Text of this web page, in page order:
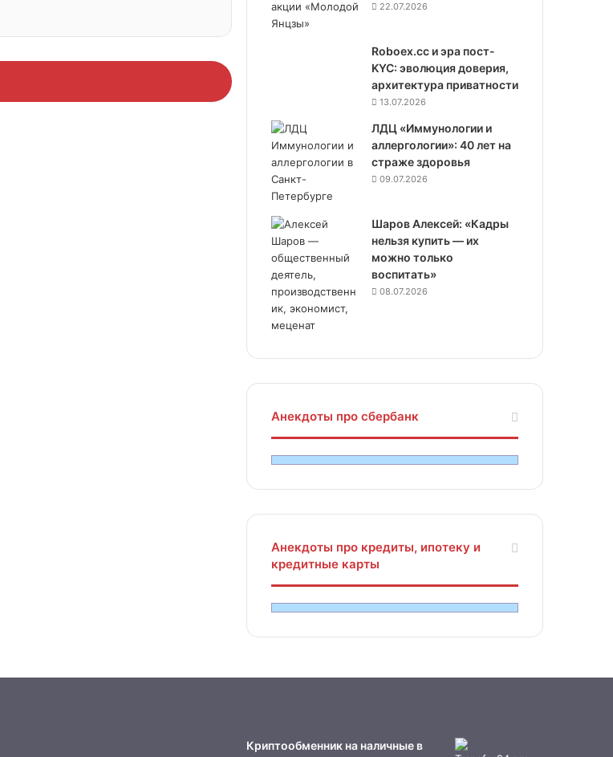
22.07.2026
Roboex.cc и эра пост-
KYC: эволюция доверия,
архитектура приватности
13.07.2026
ЛДЦ «Иммунологии и
аллергологии»: 40 лет на
страже здоровья
09.07.2026
Шаров Алексей: «Кадры
нельзя купить — их
можно только
воспитать»
08.07.2026
Анекдоты про сбербанк
Анекдоты про кредиты, ипотеку и
кредитные карты
Криптообменник на наличные в